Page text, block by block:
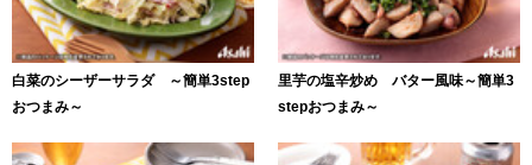
白菜のシーザーサラダ ～簡単3step
おつまみ～
里芋の塩辛炒め バター風味～簡単3
stepおつまみ～